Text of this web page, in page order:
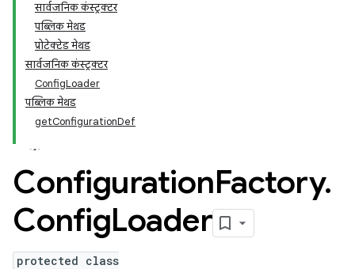
सार्वजनिक कंस्ट्रक्टर
पब्लिक मेथड
प्रोटेक्टेड मेथड
सार्वजनिक कंस्ट्रक्टर
ConfigLoader
पब्लिक मेथड
getConfigurationDef
ConfigurationFactory.
ConfigLoader
protected class